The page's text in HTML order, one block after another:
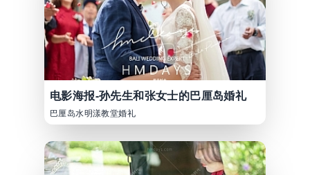
电影海报-孙先生和张女士的巴厘岛婚礼
巴厘岛水明漾教堂婚礼